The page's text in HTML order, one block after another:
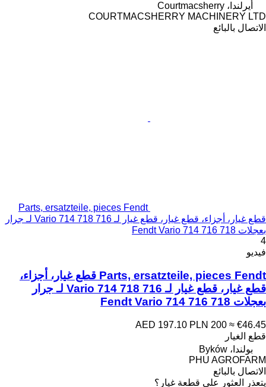
أيرلندا، Courtmacsherry
COURTMACSHERRY MACHINERY LTD
الاتصال بالبائع
Parts, ersatzteile, pieces Fendt
قطع غيار، أجزاء، قطع غيار، قطع غيار لـ 716 Vario 714 718 لـ جرار
بعجلات Fendt Vario 714 716 718
4
فيديو
Parts, ersatzteile, pieces Fendt قطع غيار، أجزاء،
قطع غيار، قطع غيار لـ 716 Vario 714 718 لـ جرار
بعجلات Fendt Vario 714 716 718
AED 197.10 PLN 200 ≈ €46.45
قطع الغيار
بولندا، Byków
PHU AGROFARM
الاتصال بالبائع
يتعذر العثور على قطعة غيار؟